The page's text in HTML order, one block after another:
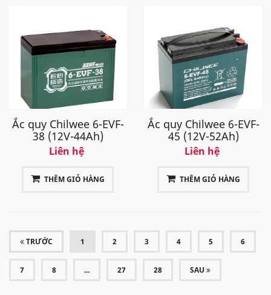
Ắc quy Chilwee 6-EVF-
38 (12V-44Ah)
Liên hệ
THÊM GIỎ HÀNG
Ắc quy Chilwee 6-EVF-
45 (12V-52Ah)
Liên hệ
THÊM GIỎ HÀNG
TRƯỚC 1 (CURRENT)
2 3 4 5 6
7 8 ... 27 28 SAU